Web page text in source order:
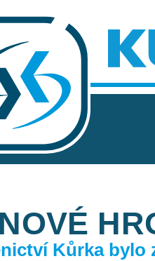
Kůrka bylo